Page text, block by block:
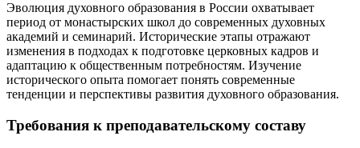
Эволюция духовного образования в России охватывает
период от монастырских школ до современных духовных
академий и семинарий. Исторические этапы отражают
изменения в подходах к подготовке церковных кадров и
адаптацию к общественным потребностям. Изучение
исторического опыта помогает понять современные
тенденции и перспективы развития духовного образования.
Требования к преподавательскому составу